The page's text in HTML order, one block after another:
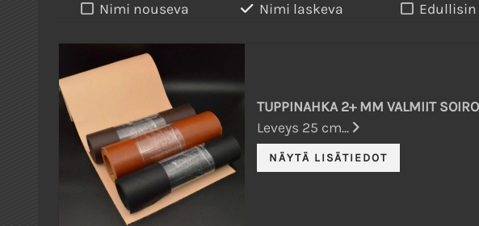
Nimi nouseva
Nimi laskeva Edullisin
TUPPINAHKA 2+ MM VALMIIT
Leveys 25 cm...